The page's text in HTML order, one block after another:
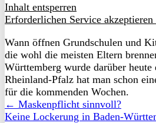
Inhalt entsperren
Erforderlichen Service
Wann öffnen Grundschulen und
die wohl die meisten Eltern
Württemberg wurde darüber heute
Rheinland-Pfalz hat man schon
für die kommenden Wochen.
← Maskenpflicht sinnvoll?
Keine Lockerung in Baden-